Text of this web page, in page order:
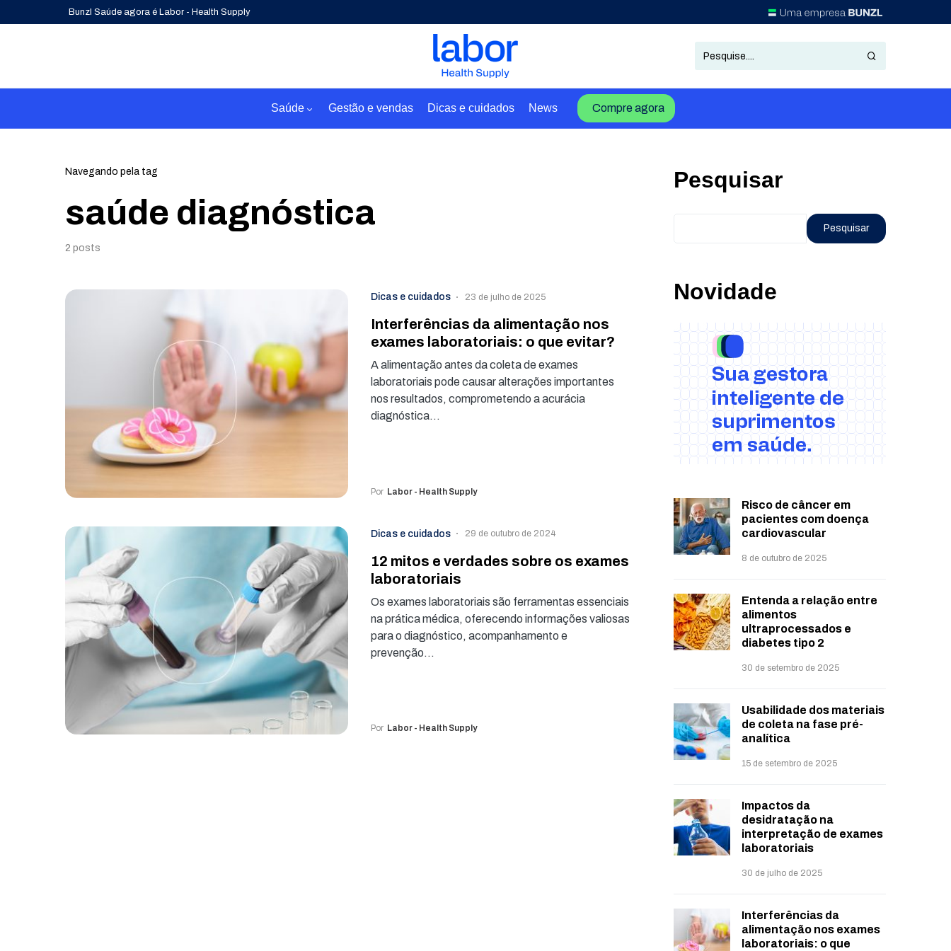
Bunzl Saúde agora é Labor - Health Supply
Saúde Gestão e vendas Dicas e cuidados News Compre agora
Navegando pela tag
saúde diagnóstica
2 posts
Dicas e cuidados 23 de julho de 2025
Interferências da alimentação nos
exames laboratoriais: o que evitar?
A alimentação antes da coleta de exames
laboratoriais pode causar alterações importantes
nos resultados, comprometendo a acurácia
diagnóstica…
Por Labor - Health Supply
Dicas e cuidados 29 de outubro de 2024
12 mitos e verdades sobre os exames
laboratoriais
Os exames laboratoriais são ferramentas essenciais
na prática médica, oferecendo informações valiosas
para o diagnóstico, acompanhamento e
prevenção…
Por Labor - Health Supply
Pesquisar
Pesquisar
Novidade
Risco de câncer em
pacientes com doença
cardiovascular
8 de outubro de 2025
Entenda a relação entre
alimentos
ultraprocessados e
diabetes tipo 2
30 de setembro de 2025
Usabilidade dos materiais
de coleta na fase pré-
analítica
15 de setembro de 2025
Impactos da
desidratação na
interpretação de exames
laboratoriais
30 de julho de 2025
Interferências da
alimentação nos exames
laboratoriais: o que